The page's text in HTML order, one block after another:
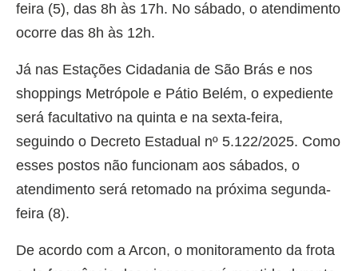
feira (5), das 8h às 17h. No sábado, o atendimento
ocorre das 8h às 12h.
Já nas Estações Cidadania de São Brás e nos
shoppings Metrópole e Pátio Belém, o expediente
será facultativo na quinta e na sexta-feira,
seguindo o Decreto Estadual nº 5.122/2025. Como
esses postos não funcionam aos sábados, o
atendimento será retomado na próxima segunda-
feira (8).
De acordo com a Arcon, o monitoramento da frota